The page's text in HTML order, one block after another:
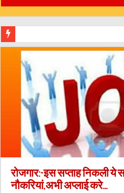
रायपुर:- सक्ती जिला सहित सम्पूर्ण छत्तीसगढ़ राज्य
रोजगार:-इस सप्ताह निकली ये
नौकरियां,अभी अप्लाई करे…